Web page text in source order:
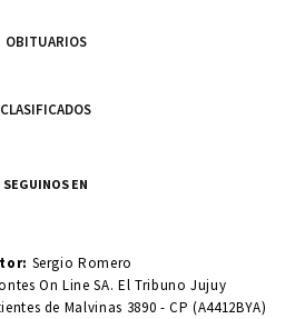
OBITUARIOS
CLASIFICADOS
SEGUINOS EN
Sergio Romero
On Line SA. El Tribuno Jujuy
de Malvinas 3890 - CP (A4412BYA)